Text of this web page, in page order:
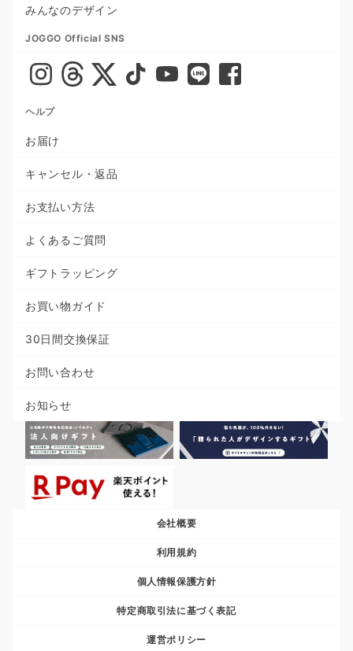
みんなのデザイン
JOGGO Official SNS
ヘルプ
お届け
キャンセル・返品
お支払い方法
よくあるご質問
ギフトラッピング
お買い物ガイド
30日間交換保証
お問い合わせ
お知らせ
会社概要
利用規約
個人情報保護方針
特定商取引法に基づく表記
運営ポリシー